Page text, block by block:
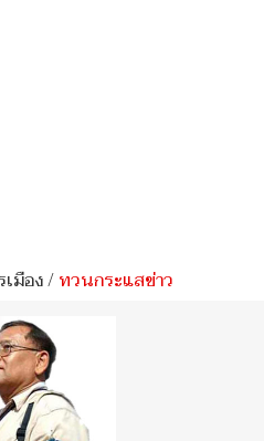
มือง/ทวนกระแสข่าว